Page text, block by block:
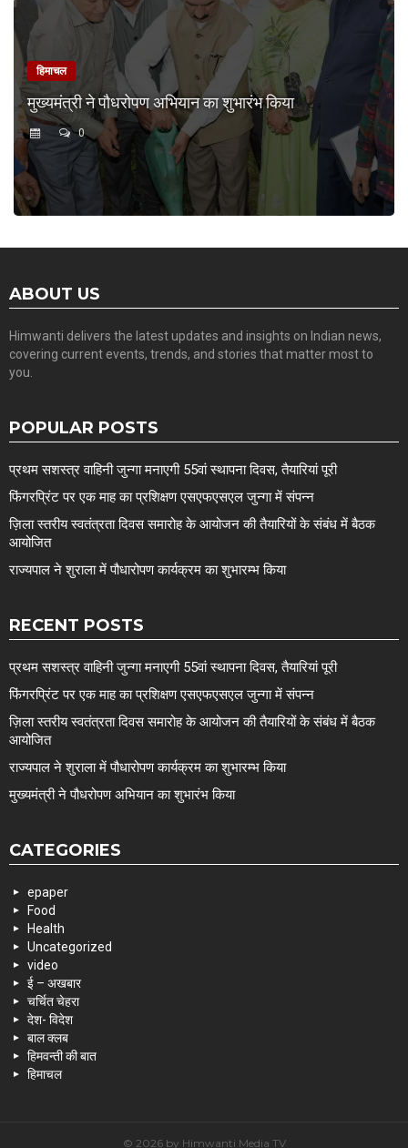
हिमाचल
मुख्यमंत्री ने पौधरोपण अभियान का शुभारंभ किया
0
ABOUT US
Himwanti delivers the latest updates and insights on Indian news,
covering current events, trends, and stories that matter most to
you.
POPULAR POSTS
प्रथम सशस्त्र वाहिनी जुन्गा मनाएगी 55वां स्थापना दिवस, तैयारियां पूरी
फिंगरप्रिंट पर एक माह का प्रशिक्षण एसएफएसएल जुन्गा में संपन्न
ज़िला स्तरीय स्वतंत्रता दिवस समारोह के आयोजन की तैयारियों के संबंध में बैठक
आयोजित
राज्यपाल ने शुराला में पौधारोपण कार्यक्रम का शुभारम्भ किया
RECENT POSTS
प्रथम सशस्त्र वाहिनी जुन्गा मनाएगी 55वां स्थापना दिवस, तैयारियां पूरी
फिंगरप्रिंट पर एक माह का प्रशिक्षण एसएफएसएल जुन्गा में संपन्न
ज़िला स्तरीय स्वतंत्रता दिवस समारोह के आयोजन की तैयारियों के संबंध में बैठक
आयोजित
राज्यपाल ने शुराला में पौधारोपण कार्यक्रम का शुभारम्भ किया
मुख्यमंत्री ने पौधरोपण अभियान का शुभारंभ किया
CATEGORIES
epaper
Food
Health
Uncategorized
video
ई – अखबार
चर्चित चेहरा
देश- विदेश
बाल क्लब
हिमवन्ती की बात
हिमाचल
© 2026 by Himwanti Media TV